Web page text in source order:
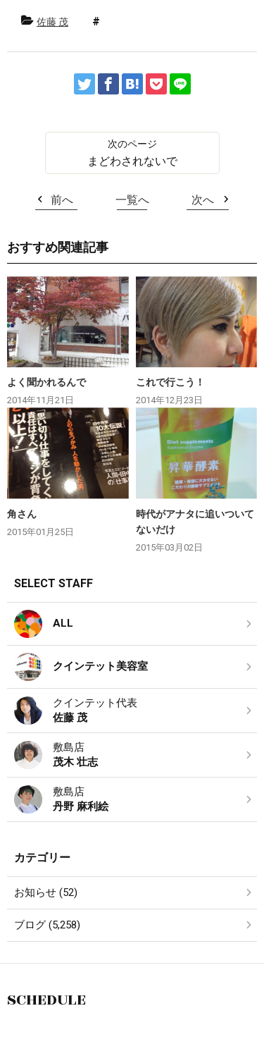
佐藤 茂
まどわされないで
前へ 一覧へ 次へ
おすすめ関連記事
よく聞かれるんで
2014年11月21日
これで行こう！
2014年12月23日
角さん
2015年01月25日
時代がアナタに追いついて
ないだけ
2015年03月02日
SELECT STAFF
ALL
クインテット美容室
クインテット代表
佐藤 茂
敷島店
茂木 壮志
敷島店
丹野 麻利絵
カテゴリー
お知らせ (52)
ブログ (5,258)
SCHEDULE